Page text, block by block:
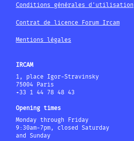
Conditions générales d'utilisation
Contrat de licence Forum Ircam
Mentions légales
IRCAM
1, place Igor-Stravinsky
75004 Paris
+33 1 44 78 48 43
Opening times
Monday through Friday
9:30am-7pm, closed Saturday
and Sunday